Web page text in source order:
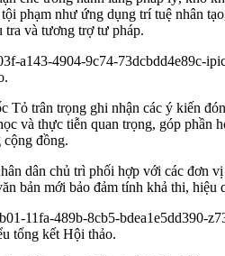
phạm như ứng dụng trí tuệ nhân
tra và tương trợ tư pháp.
Tỏ trân trọng ghi nhận các ý kiến
và thực tiễn quan trọng, góp
đồng.
dân chủ trì phối hợp với các đơn
bản mới bảo đảm tính khả thi, hiệu
tổng kết Hội thảo.